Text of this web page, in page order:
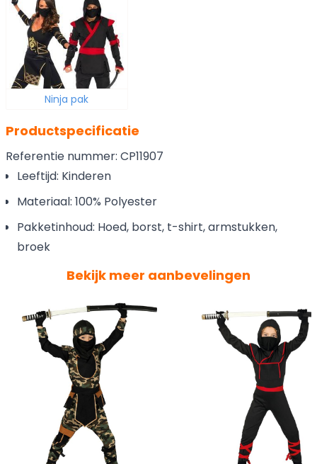
Ninja pak
Productspecificatie
Referentie nummer: CP11907
Leeftijd: Kinderen
Materiaal: 100% Polyester
Pakketinhoud: Hoed, borst, t-shirt, armstukken,
broek
Bekijk meer aanbevelingen